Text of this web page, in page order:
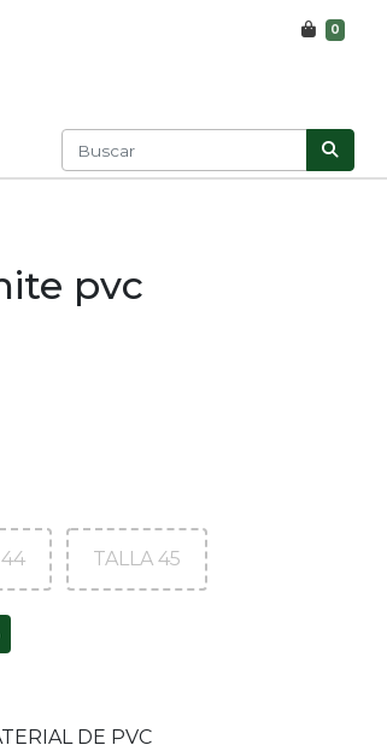
0
pvc
TALLA 45
DE PVC